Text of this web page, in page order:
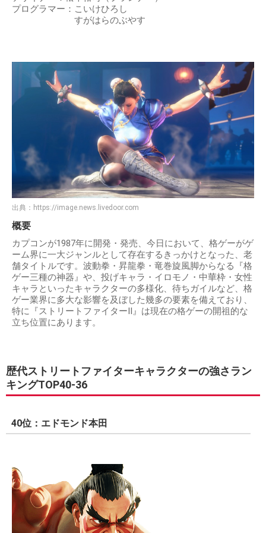
プログラマー：こいけひろし
すがはらのぶやす
出典： https://image.news.livedoor.com
概要
カプコンが1987年に開発・発売、今日において、格ゲーがゲ
ーム界に一大ジャンルとして存在するきっかけとなった、老
舗タイトルです。波動拳・昇龍拳・竜巻旋風脚からなる『格
ゲー三種の神器』や、投げキャラ・イロモノ・中華枠・女性
キャラといったキャラクターの多様化、待ちガイルなど、格
ゲー業界に多大な影響を及ぼした幾多の要素を備えており、
特に『ストリートファイターII』は現在の格ゲーの開祖的な
立ち位置にあります。
歴代ストリートファイターキャラクターの強さラン
キングTOP40-36
40位：エドモンド本田